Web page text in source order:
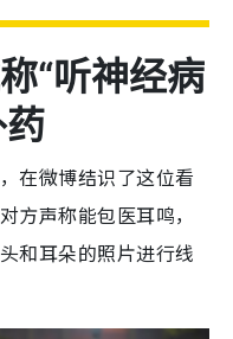
“听神经病
在微博结识了这位看
声称能包医耳鸣，
和耳朵的照片进行线